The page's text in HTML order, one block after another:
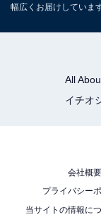
幅広くお届けしています
All
イチオ
会社概要
プライバシー
当サイトの情報に